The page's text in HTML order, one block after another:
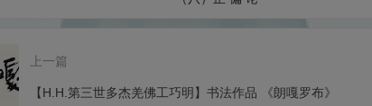
上一篇
【H.H.第三世多杰羌佛工巧明】书法作品 《朗嘎罗布》